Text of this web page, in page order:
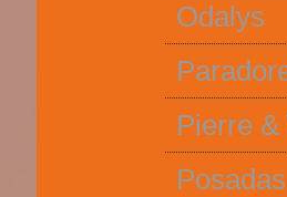
Odalys
Pierre &
Posadas